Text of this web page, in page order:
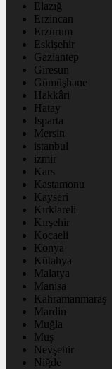
Elazığ
Erzincan
Erzurum
Eskişehir
Gaziantep
Giresun
Gümüşhane
Hakkâri
Hatay
Isparta
Mersin
istanbul
izmir
Kars
Kastamonu
Kayseri
Kırklareli
Kırşehir
Kocaeli
Konya
Kütahya
Malatya
Manisa
Kahramanmaraş
Mardin
Muğla
Muş
Nevşehir
Niğde